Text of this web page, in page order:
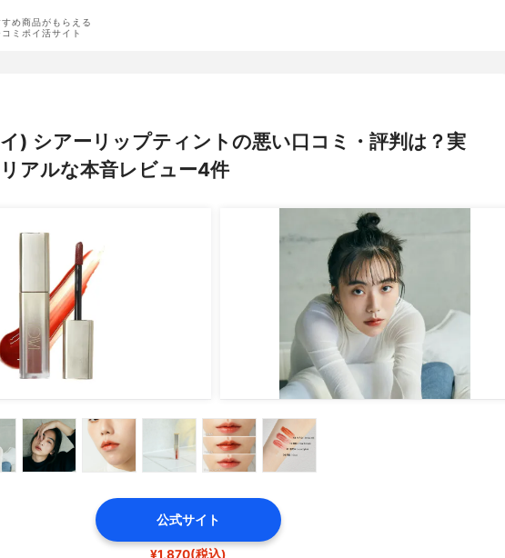
すめ商品がもらえる
コミポイ活サイト
) シアーリップティントの悪い口コミ・評判は？実
アルな本音レビュー4件
公式サイト
¥1,870(税込)